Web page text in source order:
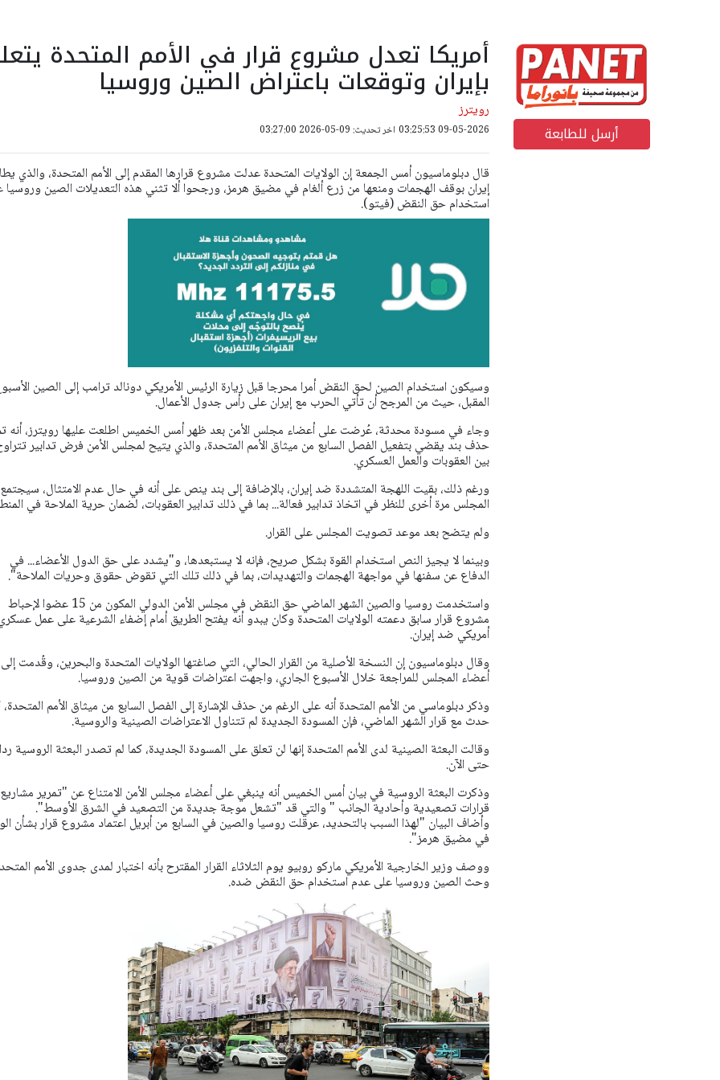
أرسل للطابعة
أمريكا تعدل مشروع قرار في الأمم المتحدة
بإيران وتوقعات باعتراض الصين وروسيا
رويترز
09-05-2026 03:25:53 اخر تحديث: 09-05-2026 03:27:00
قال دبلوماسيون أمس الجمعة إن الولايات المتحدة عدلت مشروع قرارها المقدم إلى الأمم المتحدة، والذي
إيران بوقف الهجمات ومنعها من زرع ألغام في مضيق هرمز، ورجحوا ألا تثني هذه التعديلات الصين وروسيا
استخدام حق النقض (فيتو).
وسيكون استخدام الصين لحق النقض أمرا محرجا قبل زيارة الرئيس الأمريكي دونالد ترامب إلى الصين
المقبل، حيث من المرجح أن تأتي الحرب مع إيران على رأس جدول الأعمال.
وجاء في مسودة محدثة، عُرضت على أعضاء مجلس الأمن بعد ظهر أمس الخميس اطلعت عليها رويترز، أنه
حذف بند يقضي بتفعيل الفصل السابع من ميثاق الأمم المتحدة، والذي يتيح لمجلس الأمن فرض تدابير
بين العقوبات والعمل العسكري.
ورغم ذلك، بقيت اللهجة المتشددة ضد إيران، بالإضافة إلى بند ينص على أنه في حال عدم الامتثال، سيجتمع
المجلس مرة أخرى للنظر في اتخاذ تدابير فعالة... بما في ذلك تدابير العقوبات، لضمان حرية الملاحة في
ولم يتضح بعد موعد تصويت المجلس على القرار.
وبينما لا يجيز النص استخدام القوة بشكل صريح، فإنه لا يستبعدها، و"يشدد على حق الدول الأعضاء... في
الدفاع عن سفنها في مواجهة الهجمات والتهديدات، بما في ذلك تلك التي تقوض حقوق وحريات الملاحة".
واستخدمت روسيا والصين الشهر الماضي حق النقض في مجلس الأمن الدولي المكون من 15 عضوا لإحباط
مشروع قرار سابق دعمته الولايات المتحدة وكان يبدو أنه يفتح الطريق أمام إضفاء الشرعية على عمل
أمريكي ضد إيران.
وقال دبلوماسيون إن النسخة الأصلية من القرار الحالي، التي صاغتها الولايات المتحدة والبحرين، وقُدمت إلى
أعضاء المجلس للمراجعة خلال الأسبوع الجاري، واجهت اعتراضات قوية من الصين وروسيا.
وذكر دبلوماسي من الأمم المتحدة أنه على الرغم من حذف الإشارة إلى الفصل السابع من ميثاق الأمم المتحدة،
حدث مع قرار الشهر الماضي، فإن المسودة الجديدة لم تتناول الاعتراضات الصينية والروسية.
وقالت البعثة الصينية لدى الأمم المتحدة إنها لن تعلق على المسودة الجديدة، كما لم تصدر البعثة الروسية ردا
حتى الآن.
وذكرت البعثة الروسية في بيان أمس الخميس أنه ينبغي على أعضاء مجلس الأمن الامتناع عن "تمرير مشاريع
قرارات تصعيدية وأحادية الجانب " والتي قد "تشعل موجة جديدة من التصعيد في الشرق الأوسط".
وأضاف البيان "لهذا السبب بالتحديد، عرقلت روسيا والصين في السابع من أبريل اعتماد مشروع قرار بشأن
في مضيق هرمز".
ووصف وزير الخارجية الأمريكي ماركو روبيو يوم الثلاثاء القرار المقترح بأنه اختبار لمدى جدوى الأمم
وحث الصين وروسيا على عدم استخدام حق النقض ضده.